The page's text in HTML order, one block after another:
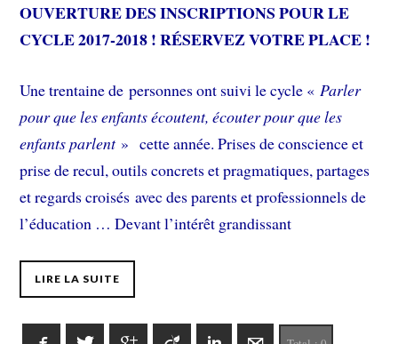
OUVERTURE DES INSCRIPTIONS POUR LE
CYCLE 2017-2018 ! RÉSERVEZ VOTRE PLACE !
Une trentaine de personnes ont suivi le cycle «Parler
pour que les enfants écoutent, écouter pour que les
enfants parlent» cette année. Prises de conscience et
prise de recul, outils concrets et pragmatiques, partages
et regards croisés avec des parents et professionnels de
l’éducation … Devant l’intérêt grandissant
LIRE LA SUITE